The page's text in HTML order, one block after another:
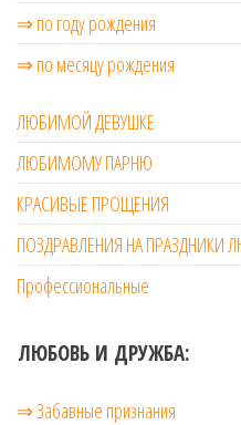
⇒ по году рождения
⇒ по месяцу рождения
ЛЮБИМОЙ ДЕВУШКЕ
ЛЮБИМОМУ ПАРНЮ
КРАСИВЫЕ ПРОЩЕНИЯ
ПОЗДРАВЛЕНИЯ НА ПРАЗДНИКИ
Профессиональные
ЛЮБОВЬ И ДРУЖБА:
⇒ Забавные признания